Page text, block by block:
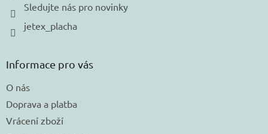
Sledujte nás pro novinky
jetex_placha
Informace pro vás
O nás
Doprava a platba
Vrácení zboží